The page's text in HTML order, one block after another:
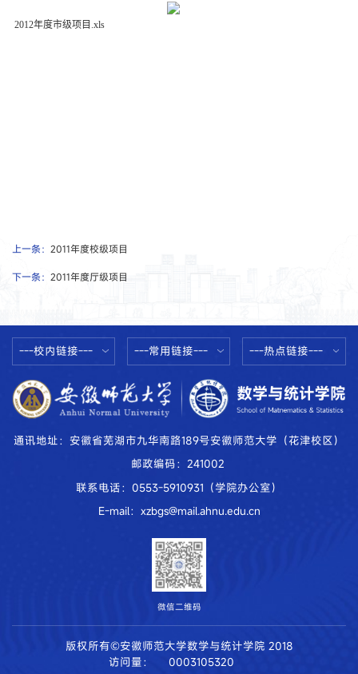
2012年度市级项目.xls
上一条： 2011年度校级项目
下一条： 2011年度厅级项目
---校内链接--- ---常用链接--- ---热点链接---
通讯地址：安徽省芜湖市九华南路189号安徽师范大学（花津校区）
邮政编码：241002
联系电话：0553-5910931（学院办公室）
E-mail：xzbgs@mail.ahnu.edu.cn
微信二维码
版权所有©安徽师范大学数学与统计学院 2018
访问量：
0003105320